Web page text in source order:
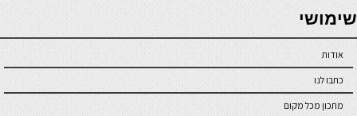
seriöse online casinos österreich
שימושי
אודות
כתבו לנו
מתכון מכל מקום